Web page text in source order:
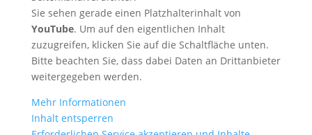
Sie sehen gerade einen Platzhalterinhalt von
YouTube. Um auf den eigentlichen Inhalt
zuzugreifen, klicken Sie auf die Schaltfläche unten.
Bitte beachten Sie, dass dabei Daten an Drittanbieter
weitergegeben werden.
Mehr Informationen
Inhalt entsperren